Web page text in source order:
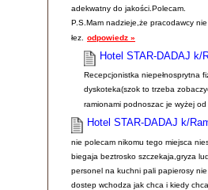
adekwatny do jakości.Polecam.
P.S.Mam nadzieje,że pracodawcy
łez.
odpowiedz »
Hotel STAR-DADAJ k/
Recepcjonistka niepełnosprytna
dyskoteka(szok to trzeba
ramionami podnoszac je wyżej od
Hotel STAR-DADAJ k/
nie polecam nikomu tego miejsca
biegaja beztrosko szczekaja,gryza
personel na kuchni pali papierosy
dostep wchodza jak chca i kiedy